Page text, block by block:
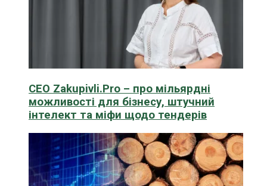
CEO Zakupivli.Pro – про мільярдні
можливості для бізнесу, штучний
інтелект та міфи щодо тендерів